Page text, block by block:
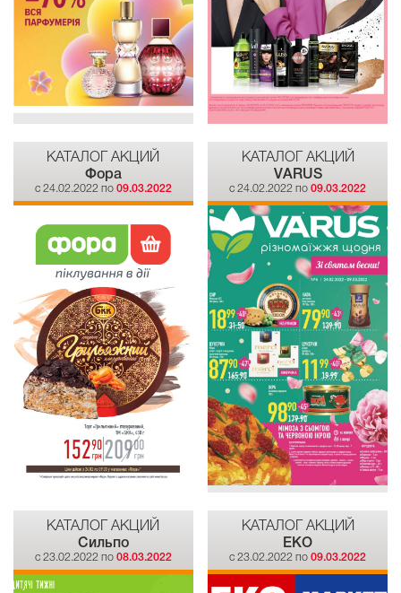
КАТАЛОГ АКЦИЙ
Фора
c 24.02.2022 по 09.03.2022
КАТАЛОГ АКЦИЙ
VARUS
c 24.02.2022 по09.03.2022
КАТАЛОГ АКЦИЙ
Сильпо
c 23.02.2022 по 08.03.2022
КАТАЛОГ АКЦИЙ
EKO
c 23.02.2022 по09.03.2022